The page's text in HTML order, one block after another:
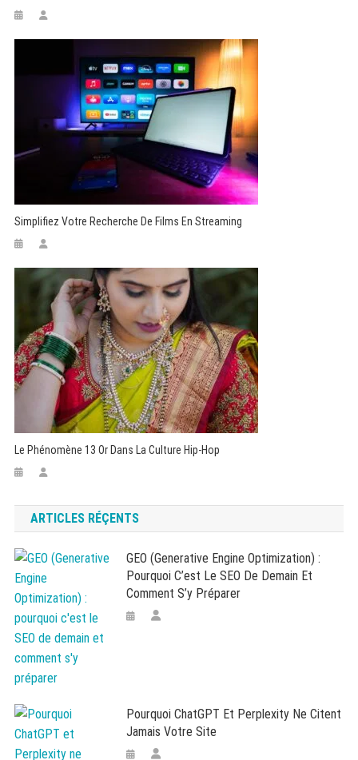
Simplifiez Votre Recherche De Films En Streaming
Le Phénomène 13 Or Dans La Culture Hip-Hop
ARTICLES RÉÇENTS
GEO (Generative Engine Optimization) :
Pourquoi C’est Le SEO De Demain Et
Comment S’y Préparer
Pourquoi ChatGPT Et Perplexity Ne Citent
Jamais Votre Site